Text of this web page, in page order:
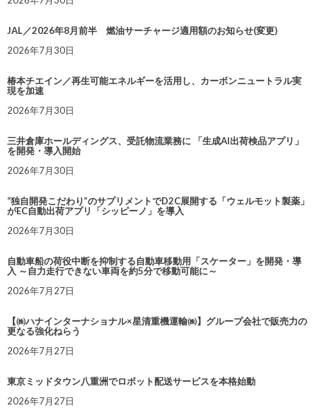
JAL／2026年8月前半 燃油サーチャージ適用額のお知らせ(変更)
2026年7月30日
椿本チエイン／再生可能エネルギーを活用し、カーボンニュートラル実
現を加速
2026年7月30日
三井倉庫ホールディングス、受託物流業務に 「生成AI出荷検品アプリ」
を開発・導入開始
2026年7月30日
“独自開発こだわり”のサプリメントでD2C展開する「ウェルモット製薬」
がEC自動出荷アプリ「シッピーノ」を導入
2026年7月30日
自動車船の荷役中断を抑制する自動車移動用「スケーター」を開発・導
入 ～自力走行できない車両を約5分で移動可能に～
2026年7月27日
【㈱ハナインターナショナル×星清重機運輸㈱】グループ会社で販売力の
更なる強化ねらう
2026年7月27日
東京ミッドタウン八重洲でロボット配送サービスを本格始動
2026年7月27日